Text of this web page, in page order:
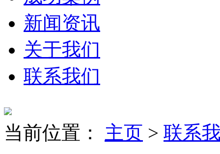
新闻资讯
关于我们
联系我们
当前位置： 主页 > 联系